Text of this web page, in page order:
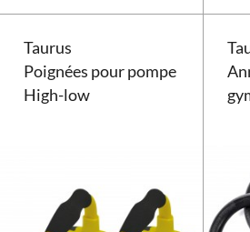
Taurus
Poignées pour pompe
High-low